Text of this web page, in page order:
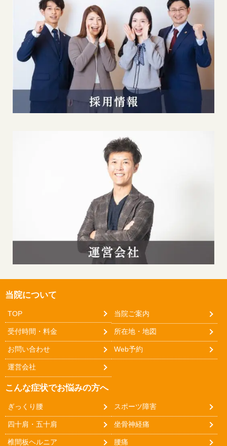
当院について
TOP 当院ご案内
受付時間・料金 所在地・地図
お問い合わせ Web予約
運営会社
こんな症状でお悩みの方へ
ぎっくり腰 スポーツ障害
四十肩・五十肩 坐骨神経痛
椎間板ヘルニア 腰痛